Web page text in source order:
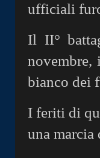
ufficiali
Il II°
novembre,
bianco dei
I feriti di
una marcia